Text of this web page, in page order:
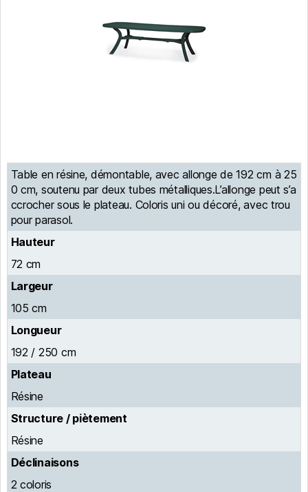
Table en résine, démontable, avec allonge de 192 cm à 25
0 cm, soutenu par deux tubes métalliques.L’allonge peut s’a
ccrocher sous le plateau. Coloris uni ou décoré, avec trou
pour parasol.
Hauteur
72 cm
Largeur
105 cm
Longueur
192 / 250 cm
Plateau
Résine
Structure / piètement
Résine
Déclinaisons
2 coloris